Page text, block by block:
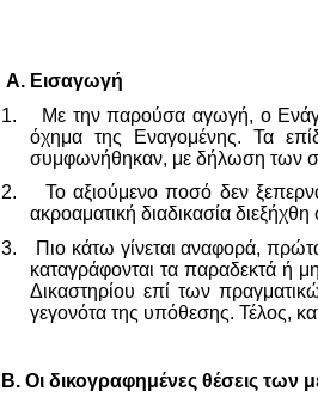
Α. Εισαγωγή
1.
Με την παρούσα αγωγή, ο
όχημα της Εναγομένης. Τα
συμφωνήθηκαν, με δήλωση των
2.
Το αξιούμενο ποσό δεν
ακροαματική διαδικασία
3.
Πιο κάτω γίνεται αναφορά,
καταγράφονται τα παραδεκτά ή
Δικαστηρίου επί των
γεγονότα της υπόθεσης. Τέλος,
Β. Οι δικογραφημένες θέσεις των